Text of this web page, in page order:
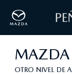
MAZDA
OTRO NIVEL DE